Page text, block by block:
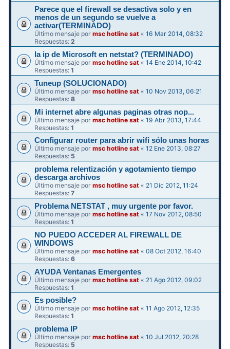
Parece que el firewall se desactiva solo y en
menos de un segundo se vuelve a
activar(TERMINADO)
Último mensaje pormsc hotline sat «16 Mar 2014, 08:32
Respuestas:2
la ip de Microsoft en netstat? (TERMINADO)
Último mensaje pormsc hotline sat «14 Ene 2014, 10:42
Respuestas:1
Tuneup (SOLUCIONADO)
Último mensaje pormsc hotline sat «10 Nov 2013, 06:21
Respuestas:8
Mi internet abre algunas paginas otras nop...
Último mensaje pormsc hotline sat «19 Abr 2013, 17:44
Respuestas:1
Configurar router para abrir wifi sólo unas horas
Último mensaje pormsc hotline sat «12 Ene 2013, 08:27
Respuestas: 5
problema relentización y agotamiento tiempo
descarga archivos
Último mensaje pormsc hotline sat « 21 Dic 2012, 11:24
Respuestas:7
Problema NETSTAT , muy urgente por favor.
Último mensaje pormsc hotline sat «17 Nov 2012, 08:50
Respuestas:1
NO PUEDO ACCEDER AL FIREWALL DE
WINDOWS
Último mensaje pormsc hotline sat «08 Oct 2012, 16:40
Respuestas:6
AYUDA Ventanas Emergentes
Último mensaje pormsc hotline sat « 21 Ago 2012, 09:02
Respuestas:1
Es posible?
Último mensaje pormsc hotline sat «11 Ago 2012, 12:35
Respuestas:1
problema IP
Último mensaje pormsc hotline sat «10 Jul 2012, 20:28
Respuestas: 5